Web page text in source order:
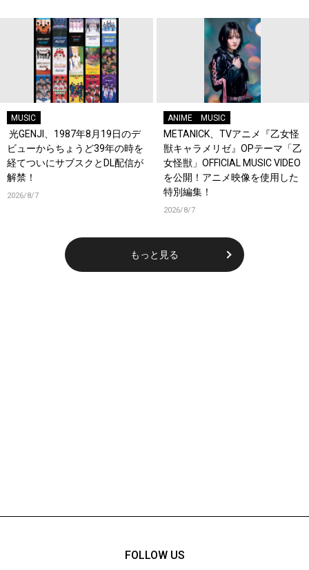
MUSIC
光GENJI、1987年8月19日のデ
ビューからちょうど39年の時を
経てついにサブスクとDL配信が
解禁！
2026/8/7
ANIME MUSIC
METANICK、TVアニメ『乙女怪
獣キャラメリゼ』OPテーマ「乙
女怪獣」OFFICIAL MUSIC VIDEO
を公開！アニメ映像を使用した
特別編集！
2026/8/7
もっと見る
FOLLOW US